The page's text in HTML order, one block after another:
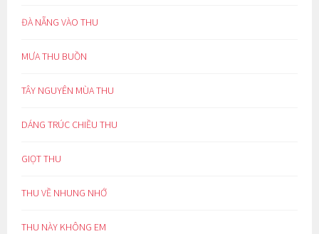
ĐÀ NẴNG VÀO THU
MƯA THU BUỒN
TÂY NGUYÊN MÙA THU
DÁNG TRÚC CHIỀU THU
GIỌT THU
THU VỀ NHUNG NHỚ
THU NÀY KHÔNG EM